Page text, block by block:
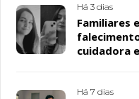
Há 3 dias
Familiares
cuidadora
Há 7 dias